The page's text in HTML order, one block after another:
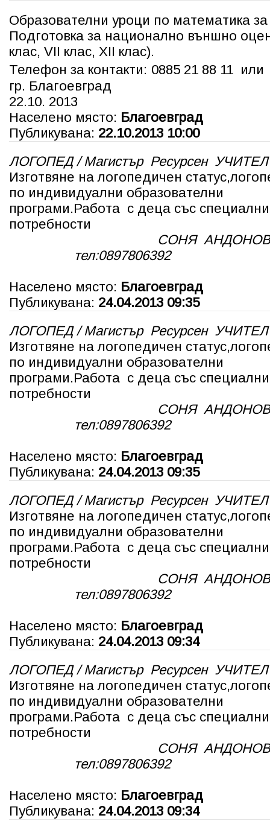
Образователни уроци по математика за
Подготовка за национално външно
клас, VII клас, XII клас).
Телефон за контакти: 0885 21 88 11
гр. Благоевград
22.10. 2013
Населено място: Благоевград
Публикувана: 22.10.2013 10:00
ЛОГОПЕД / Магистър Ресурсен УЧИТЕЛ
Изготвяне на логопедичен
по индивидуални образователни
програми.Работа с деца със
потребности
СОНЯ
тел:0897806392
Населено място: Благоевград
Публикувана: 24.04.2013 09:35
ЛОГОПЕД / Магистър Ресурсен УЧИТЕЛ
Изготвяне на логопедичен
по индивидуални образователни
програми.Работа с деца със
потребности
СОНЯ
тел:0897806392
Населено място: Благоевград
Публикувана: 24.04.2013 09:35
ЛОГОПЕД / Магистър Ресурсен УЧИТЕЛ
Изготвяне на логопедичен
по индивидуални образователни
програми.Работа с деца със
потребности
СОНЯ
тел:0897806392
Населено място: Благоевград
Публикувана: 24.04.2013 09:34
ЛОГОПЕД / Магистър Ресурсен УЧИТЕЛ
Изготвяне на логопедичен
по индивидуални образователни
програми.Работа с деца със
потребности
СОНЯ
тел:0897806392
Населено място: Благоевград
Публикувана: 24.04.2013 09:34